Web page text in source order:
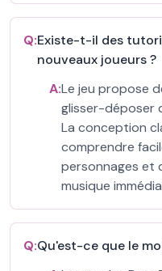
Q:Existe-t-il des
nouveaux joueurs ?
A:Le jeu propose
glisser-déposer
La conception
comprendre
personnages et
musique
Q:Qu'est-ce que le